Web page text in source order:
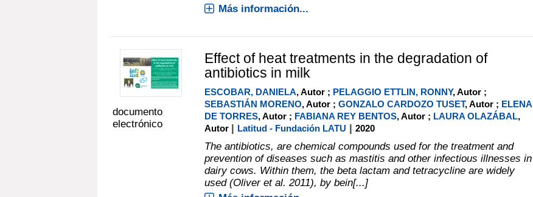
Más información...
documento
electrónico
Effect of heat treatments in the degradation of
antibiotics in milk
ESCOBAR, DANIELA, Autor ; PELAGGIO ETTLIN, RONNY, Autor ;
SEBASTIÁN MORENO, Autor ; GONZALO CARDOZO TUSET, Autor ; ELENA
DE TORRES, Autor ; FABIANA REY BENTOS, Autor ; LAURA OLAZÁBAL,
Autor | Latitud - Fundación LATU | 2020
The antibiotics, are chemical compounds used for the treatment and
prevention of diseases such as mastitis and other infectious illnesses in
dairy cows. Within them, the beta lactam and tetracycline are widely
used (Oliver et al. 2011), by bein[...]